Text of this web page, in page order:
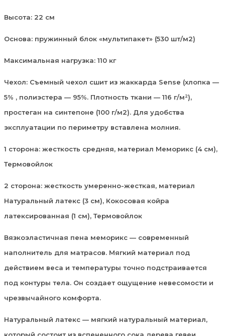
Высота: 22 см
Основа: пружинный блок «мультипакет» (530 шт/м2)
Максимальная нагрузка: 110 кг
Чехол: Съемный чехол сшит из жаккарда Sense (хлопка —
5% , полиэстера — 95%. Плотность ткани — 116 г/м²),
простеган на синтепоне (100 г/м2). Для удобства
эксплуатации по периметру вставлена молния.
1 сторона: жесткость средняя, материал Меморикс (4 см),
Термовойлок
2 сторона: жесткость умеренно-жесткая, материал
Натуральный латекс (3 см), Кокосовая койра
латексированная (1 см), Термовойлок
Вязкоэластичная пена меморикс — современный
наполнитель для матрасов. Мягкий материал под
действием веса и температуры точно подстраивается
под контуры тела. Он создает ощущение невесомости и
чрезвычайного комфорта.
Натуральный латекс — мягкий натуральный материал,
который состоит из вспененного сока дерева гевеи.